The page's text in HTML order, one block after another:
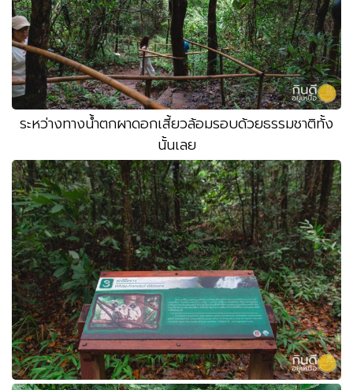
ระหว่างทางน้ำตกผาดอกเสี้ยวล้อมรอบด้วยธรรมชาติทั้ง
นั้นเลย